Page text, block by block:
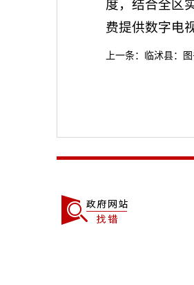
度，结合全区
费提供数字电
上一条： 临沭县：